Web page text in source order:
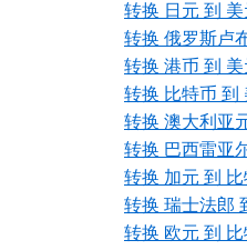
转换 日元 到 美
转换 俄罗斯卢
转换 港币 到 美
转换 比特币 到
转换 澳大利亚
转换 巴西雷亚
转换 加元 到 比
转换 瑞士法郎
转换 欧元 到 比